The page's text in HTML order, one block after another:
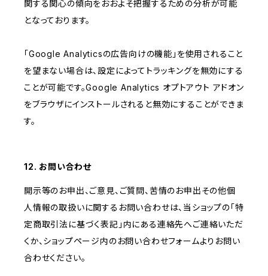
関する関心の傾向をおおよそ把握するための分析が可能
となっております。
「Google Analyticsの広告向けの機能」を使用されること
を望まない場合は、設定によってトラッキングを無効にする
ことが可能です。Google Analytics オプトアウト アドオン
をブラウザにインストールされると無効にすることができま
す。
12. お問い合わせ
開示等のお申出、ご意見、ご質問、苦情のお申出その他個
人情報の取扱いに関するお問い合わせは、当ショップの「特
定商取引法に基づく表記」内にある連絡先へご連絡いただ
くか、ショップページ内のお問い合わせフォームよりお問い
合わせください。